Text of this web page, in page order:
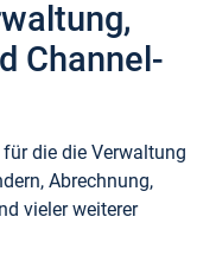
Channel-
die die Verwaltung
Abrechnung,
vieler weiterer